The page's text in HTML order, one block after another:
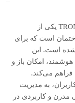
کلید پرده هوشمند پوش باتن نستک سری TRONE یکی از
است که برای
است. این
امکان باز و
فراهم می‌کند.
به مدیریت
و کاربردی در